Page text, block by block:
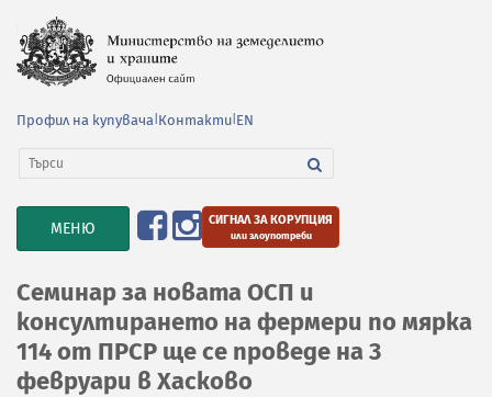
Профил на купувача Контакти EN
TOGGLE
NAVIGATION
МЕНЮ СИГНАЛ ЗА КОРУПЦИЯ
или злоупотреби
Семинар за новата ОСП и
консултирането на фермери по мярка
114 от ПРСР ще се проведе на 3
февруари в Хасково